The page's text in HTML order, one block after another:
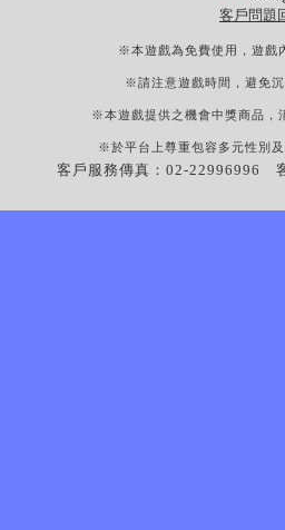
客戶問題
※本遊戲為免費使用，遊戲
※請注意遊戲時間，避免
※本遊戲提供之機會中獎商品，
※於平台上尊重包容多元性別
客戶服務傳真：02-22996996